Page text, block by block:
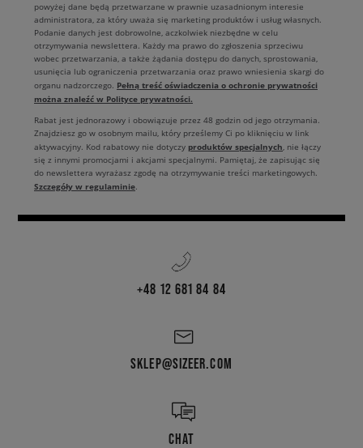
powyżej dane będą przetwarzane w prawnie uzasadnionym interesie
administratora, za który uważa się marketing produktów i usług własnych.
Podanie danych jest dobrowolne, aczkolwiek niezbędne w celu
otrzymywania newslettera. Każdy ma prawo do zgłoszenia sprzeciwu
wobec przetwarzania, a także żądania dostępu do danych, sprostowania,
usunięcia lub ograniczenia przetwarzania oraz prawo wniesienia skargi do
organu nadzorczego. Pełną treść oświadczenia o ochronie prywatności
można znaleźć w Polityce prywatności.
Rabat jest jednorazowy i obowiązuje przez 48 godzin od jego otrzymania.
Znajdziesz go w osobnym mailu, który prześlemy Ci po kliknięciu w link
aktywacyjny. Kod rabatowy nie dotyczy produktów specjalnych , nie łączy
się z innymi promocjami i akcjami specjalnymi. Pamiętaj, że zapisując się
do newslettera wyrażasz zgodę na otrzymywanie treści marketingowych.
Szczegóły w regulaminie
+48 12 681 84 84
SKLEP@SIZEER.COM
CHAT